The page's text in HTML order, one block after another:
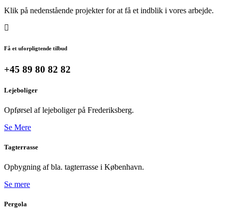
Klik på nedenstående projekter for at få et indblik i vores arbejde.
Få et uforpligtende tilbud
+45 89 80 82 82
Lejeboliger
Opførsel af lejeboliger på Frederiksberg.
Se Mere
Tagterrasse
Opbygning af bla. tagterrasse i København.
Se mere
Pergola